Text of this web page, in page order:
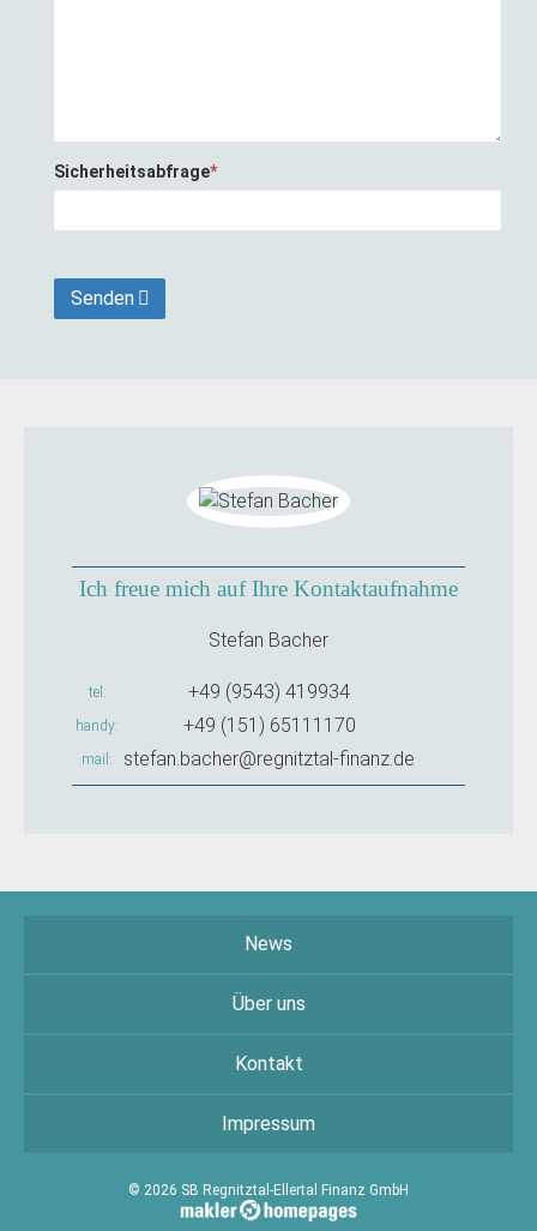
Sicherheitsabfrage*
Senden
Ich freue mich auf Ihre Kontaktaufnahme
Stefan Bacher
tel +49 (9543) 419934
handy +49 (151) 65111170
mail stefan.bacher@regnitztal-finanz.de
News
Über uns
Kontakt
Impressum
© 2026 SB Regnitztal-Ellertal Finanz GmbH